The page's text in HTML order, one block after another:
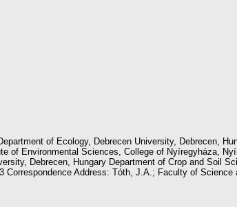
of Ecology, Debrecen University, Debrecen,
of Environmental Sciences, College of Nyíregyháza,
Debrecen, Hungary Department of Crop and Soil
Correspondence Address: Tóth, J.A.; Faculty of Science